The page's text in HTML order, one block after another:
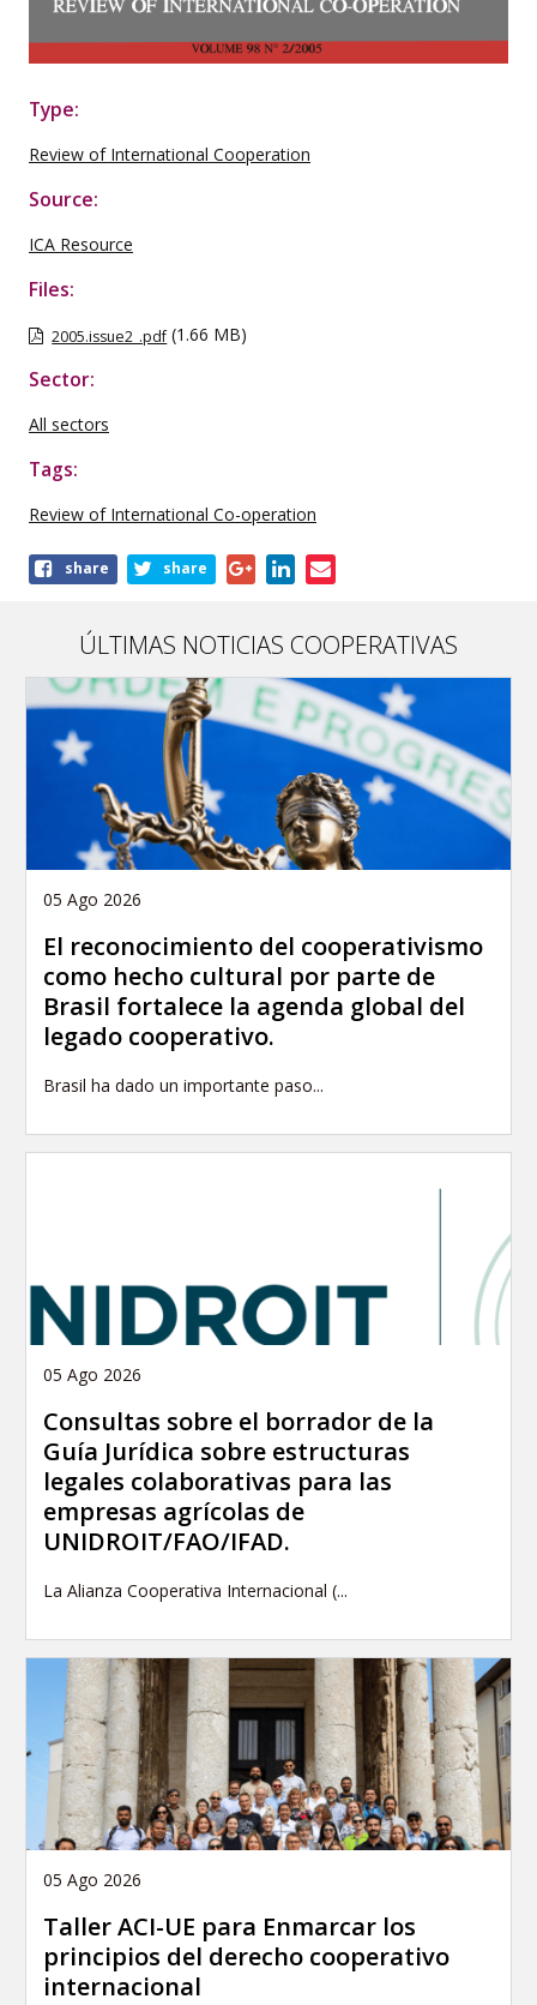
Type:
Review of International Cooperation
Source:
ICA Resource
Files:
2005.issue2_.pdf (1.66 MB)
Sector:
All sectors
Tags:
Review of International Co-operation
Shareshare share
ÚLTIMAS NOTICIAS COOPERATIVAS
05 Ago 2026
El reconocimiento del cooperativismo
como hecho cultural por parte de
Brasil fortalece la agenda global del
legado cooperativo.
Brasil ha dado un importante paso...
05 Ago 2026
Consultas sobre el borrador de la
Guía Jurídica sobre estructuras
legales colaborativas para las
empresas agrícolas de
UNIDROIT/FAO/IFAD.
La Alianza Cooperativa Internacional (...
05 Ago 2026
Taller ACI-UE para Enmarcar los
principios del derecho cooperativo
internacional